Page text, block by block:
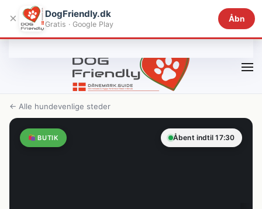
Gå til hovedindhold
× DogFriendly.dk
Gratis · Google Play
Åbn
← Alle hundevenlige steder
BUTIK Åbent indtil 17:30